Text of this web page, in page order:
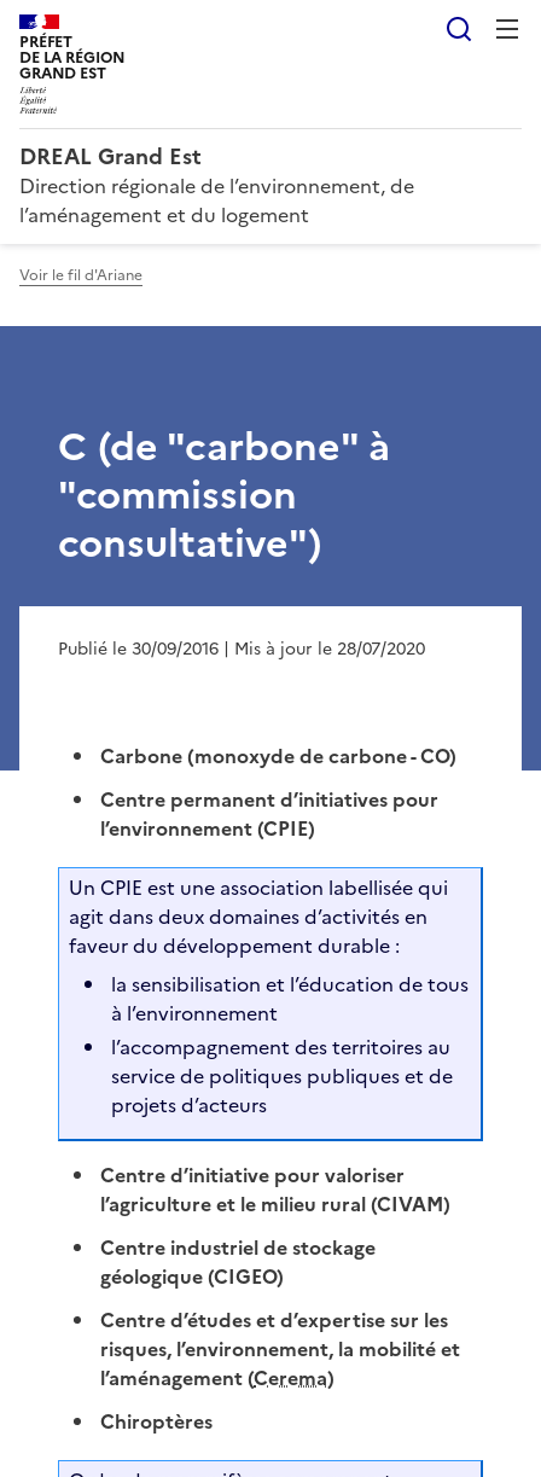
PRÉFET
DE LA RÉGION
GRAND EST
DREAL Grand Est
Direction régionale de l’environnement, de
l’aménagement et du logement
Voir le fil d'Ariane
C (de "carbone" à
"commission
consultative")
Publié le 30/09/2016 | Mis à jour le 28/07/2020
Carbone (monoxyde de carbone - CO)
Centre permanent d’initiatives pour
l’environnement (CPIE)
Un CPIE est une association labellisée qui
agit dans deux domaines d’activités en
faveur du développement durable :
la sensibilisation et l’éducation de tous
à l’environnement
l’accompagnement des territoires au
service de politiques publiques et de
projets d’acteurs
Centre d’initiative pour valoriser
l’agriculture et le milieu rural (CIVAM)
Centre industriel de stockage
géologique (CIGEO)
Centre d’études et d’expertise sur les
risques, l’environnement, la mobilité et
l’aménagement (Cerema)
Chiroptères